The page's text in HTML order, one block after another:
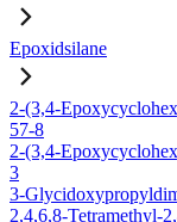
Epoxidsilane
2-(3,4-
57-8
2-(3,4-
3
3-
2,4,6,8-Tetramethyl-